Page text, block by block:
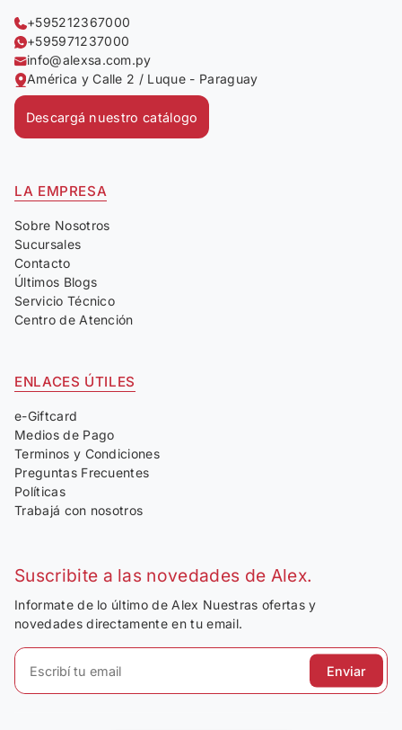
+595212367000
+595971237000
info@alexsa.com.py
América y Calle 2 / Luque - Paraguay
Descargá nuestro catálogo
LA EMPRESA
Sobre Nosotros
Sucursales
Contacto
Últimos Blogs
Servicio Técnico
Centro de Atención
ENLACES ÚTILES
e-Giftcard
Medios de Pago
Terminos y Condiciones
Preguntas Frecuentes
Políticas
Trabajá con nosotros
Suscribite a las novedades de Alex.
Informate de lo último de Alex Nuestras ofertas y
novedades directamente en tu email.
Enviar